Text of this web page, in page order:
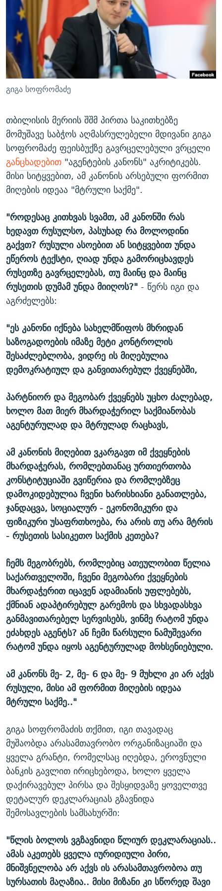
ᲛᲝᲚᲐᲞᲐᲠᲐᲙᲔ ᲢᲔᲥᲡᲢᲔᲑᲘ
ᲨᲘᲜ - ᲣᲪᲮᲝᲔᲗᲨᲘ
ᲚᲘᲢᲔᲠᲐᲢᲣᲠᲣᲚᲘ ᲬᲐᲮᲜᲐᲒᲔᲑᲘ
ᲐᲛᲔᲠᲘᲙᲣᲚᲘ ᲛᲝᲗᲮᲠᲝᲑᲐ
ᲘᲛᲞᲔᲠᲘᲐ ᲓᲐ ᲠᲐᲓᲘᲝ
ᲩᲔᲛᲘ ᲡᲘᲙᲕᲓᲘᲚᲘᲡ ᲛᲘᲖᲔᲖᲘᲐ COVID-19
11 ᲬᲔᲚᲘ - 11 ᲐᲛᲑᲐᲕᲘ
ᲡᲐᲞᲐᲠᲚᲐᲛᲔᲜᲢᲝ ᲐᲠᲩᲔᲕᲜᲔᲑᲘᲡ ᲘᲡᲢᲝᲠᲘᲐ
ᲑᲐᲕᲨᲕᲔᲑᲘ ᲞᲠᲝᲡᲢᲘᲢᲣᲪᲘᲐᲨᲘ - ᲐᲛᲝᲣᲗᲥᲛᲔᲚᲘ ᲐᲛᲑᲐᲕᲘ
5 ᲐᲛᲑᲐᲕᲘ - 20 ᲘᲕᲜᲘᲡᲡ ᲓᲐᲨᲐᲕᲔᲑᲣᲚᲔᲑᲘ
ПРИВЕТ ᲙᲣᲚᲢᲣᲠᲐ
ᲒᲐᲛᲝᲘᲬᲔᲠᲔ
რთე/რთ-ის ყველა საიტი
გიგა სოფრომაძე
თბილისის მერიის შშმ პირთა საკითხებზე
მომუშავე საბჭოს აღმასრულებელი მდივანი გიგა
სოფრომაძე ფეისბუქზე გავრცელებული ვრცელი
განცხადებით "აგენტების კანონს" აკრიტიკებს.
მისი სიტყვებით, ამ კანონის არსებული ფორმით
მიღების იდეაა "მტრული საქმე".
"როდესაც კითხვას სვამთ, ამ კანონში რას
ხედავთ რუსულსო, პასუხად რა მოლოდინი
გაქვთ? რუსული ასოებით ან სიტყვებით უნდა
ეწეროს ტექსტი, ღიად უნდა გამორიცხავდეს
რუსეთზე გავრცელებას, თუ მაინც და მაინც
რუსეთის დუმამ უნდა მიიღოს?"- წერს იგი და
აგრძელებს:
"ეს კანონი იქნება სახელმწიფოს მხრიდან
საზოგადოების იმაზე მეტი კონტროლის
შესაძლებლობა, ვიდრე ის მიღებულია
დემოკრატიულ და განვითარებულ ქვეყნებში,
პარტნიორ და მეგობარ ქვეყნებს უცხო ძალებად,
ხოლო მათ მიერ მხარდაჭერილ საქმიანობას
აგენტურულად და მტრულად რაცხავს,
ამ კანონის მიღებით ვკარგავთ იმ ქვეყნების
მხარდაჭერას, რომლებთანაც ურთიერთობა
კონსტიტუციაში გვიწერია და რომლებზეც
დამოკიდებულია ჩვენი ხარისხიანი განათლება,
ჯანდაცვა, სოციალურ - ეკონომიკური და
ფიზიკური უსაფრთხოება, რა არის თუ არა მტრის
- რუსეთის სასიკეთო საქმის კეთება?
ჩემს მეგობრებს, რომლებიც ათეულობით წელია
საქართველოში, ჩვენი მეგობარი ქვეყნების
მხარდაჭერით იცავენ ადამიანის უფლებებს,
ქმნიან ადაპტირებულ გარემოს და სხვადასხვა
განმავითარებელ სერვისებს, ვინმე რატომ უნდა
ეძახდეს აგენტს? ან ჩემი წარსული ნამუშევარი
რატომ უნდა იყოს აგენტურულად მოხსენიებული.
ამ კანონს მე- 2, მე- 6 და მე- 9 მუხლი კი არ აქვს
რუსული, მისი ამ ფორმით მიღების იდეაა
მტრული საქმე.."
გიგა სოფრომაძის თქმით, იგი თავადაც
მუშაობდა არასამთავრობო ორგანიზაციაში და
ყველა გრანტი, რომელსაც იღებდა, ეროვნული
ბანკის გავლით ირიცხებოდა, ხოლო ყველა
დაქირავებულ პირსა და შესყიდვაზე ყოველთვე
დეტალურ დეკლარაციას გზავნიდა
შემოსავლების სამსახურში:
"წლის ბოლოს ვგზავნიდი წლიურ დეკლარაციას..
ამას აკეთებს ყველა იურიდიული პირი,
მნიშვნელობა არ აქვს ის არასამთავრობოა თუ
სურსათის მაღაზია.. მისი მიზანი კი სწორედ შავი